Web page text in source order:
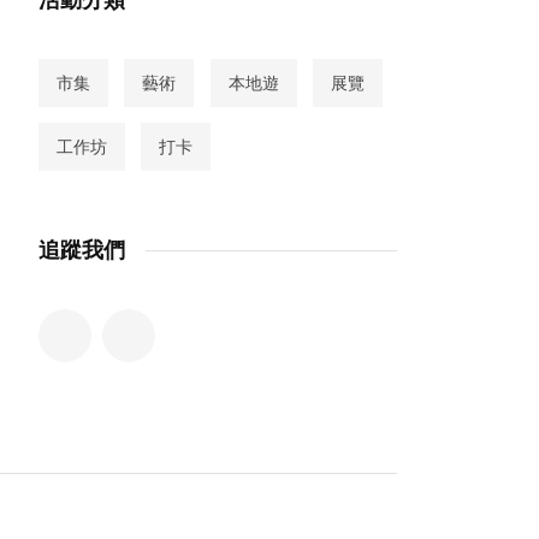
市集 藝術 本地遊 展覽
工作坊 打卡
追蹤我們